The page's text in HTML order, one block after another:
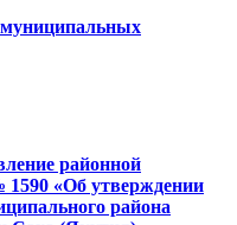
районной
1590 «Об утверждении
района